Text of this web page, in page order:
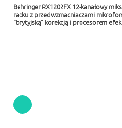
Behringer RX1202FX 12-kanałowy
racku z przedwzmacniaczami
"brytyjską" korekcją i procesorem